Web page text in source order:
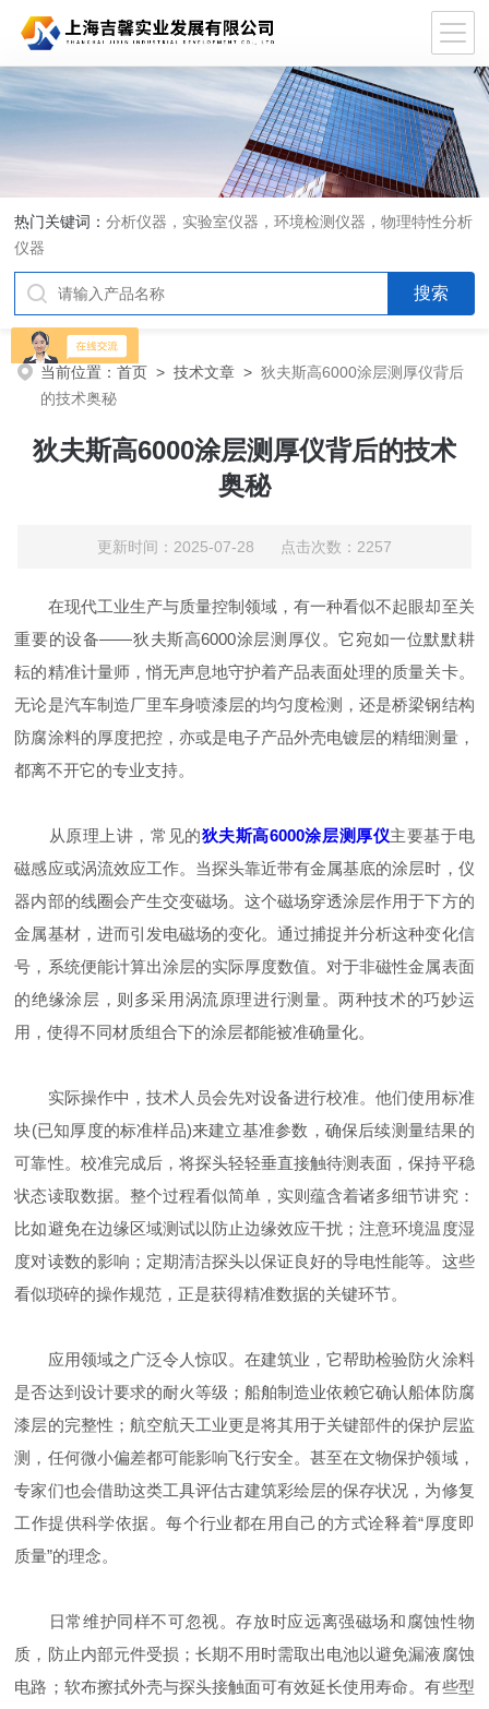
热门关键词：分析仪器，实验室仪器，环境检测仪器，物理特性分析
仪器
当前位置：首页 >技术文章 >狄夫斯高6000涂层测厚仪背后
的技术奥秘
狄夫斯高6000涂层测厚仪背后的技术
奥秘
更新时间：2025-07-28 点击次数：2257
在现代工业生产与质量控制领域，有一种看似不起眼却至关
重要的设备——狄夫斯高6000涂层测厚仪。它宛如一位默默耕
耘的精准计量师，悄无声息地守护着产品表面处理的质量关卡。
无论是汽车制造厂里车身喷漆层的均匀度检测，还是桥梁钢结构
防腐涂料的厚度把控，亦或是电子产品外壳电镀层的精细测量，
都离不开它的专业支持。
从原理上讲，常见的狄夫斯高6000涂层测厚仪主要基于电
磁感应或涡流效应工作。当探头靠近带有金属基底的涂层时，仪
器内部的线圈会产生交变磁场。这个磁场穿透涂层作用于下方的
金属基材，进而引发电磁场的变化。通过捕捉并分析这种变化信
号，系统便能计算出涂层的实际厚度数值。对于非磁性金属表面
的绝缘涂层，则多采用涡流原理进行测量。两种技术的巧妙运
用，使得不同材质组合下的涂层都能被准确量化。
实际操作中，技术人员会先对设备进行校准。他们使用标准
块(已知厚度的标准样品)来建立基准参数，确保后续测量结果的
可靠性。校准完成后，将探头轻轻垂直接触待测表面，保持平稳
状态读取数据。整个过程看似简单，实则蕴含着诸多细节讲究：
比如避免在边缘区域测试以防止边缘效应干扰；注意环境温度湿
度对读数的影响；定期清洁探头以保证良好的导电性能等。这些
看似琐碎的操作规范，正是获得精准数据的关键环节。
应用领域之广泛令人惊叹。在建筑业，它帮助检验防火涂料
是否达到设计要求的耐火等级；船舶制造业依赖它确认船体防腐
漆层的完整性；航空航天工业更是将其用于关键部件的保护层监
测，任何微小偏差都可能影响飞行安全。甚至在文物保护领域，
专家们也会借助这类工具评估古建筑彩绘层的保存状况，为修复
工作提供科学依据。每个行业都在用自己的方式诠释着“厚度即
质量”的理念。
日常维护同样不可忽视。存放时应远离强磁场和腐蚀性物
质，防止内部元件受损；长期不用时需取出电池以避免漏液腐蚀
电路；软布擦拭外壳与探头接触面可有效延长使用寿命。有些型